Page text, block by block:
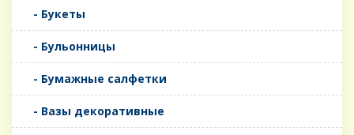
- Букеты
- Бульонницы
- Бумажные салфетки
- Вазы декоративные